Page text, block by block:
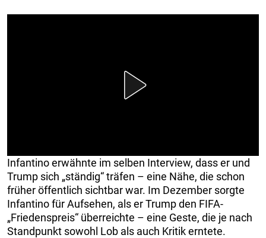
Infantino erwähnte im selben Interview, dass er und
Trump sich „ständig“ träfen – eine Nähe, die schon
früher öffentlich sichtbar war. Im Dezember sorgte
Infantino für Aufsehen, als er Trump den FIFA-
„Friedenspreis“ überreichte – eine Geste, die je nach
Standpunkt sowohl Lob als auch Kritik erntete.